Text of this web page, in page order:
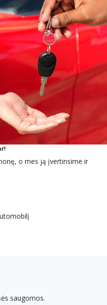
o mes ją įvertinsime ir
saugomos.